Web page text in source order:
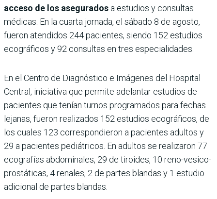
acceso de los asegurados a estudios y consultas
médicas. En la cuarta jornada, el sábado 8 de agosto,
fueron atendidos 244 pacientes, siendo 152 estudios
ecográficos y 92 consultas en tres especialidades.
En el Centro de Diagnóstico e Imágenes del Hospital
Central, iniciativa que permite adelantar estudios de
pacientes que tenían turnos programados para fechas
lejanas, fueron realizados 152 estudios ecográficos, de
los cuales 123 correspondieron a pacientes adultos y
29 a pacientes pediátricos. En adultos se realizaron 77
ecografías abdominales, 29 de tiroides, 10 reno-vesico-
prostáticas, 4 renales, 2 de partes blandas y 1 estudio
adicional de partes blandas.